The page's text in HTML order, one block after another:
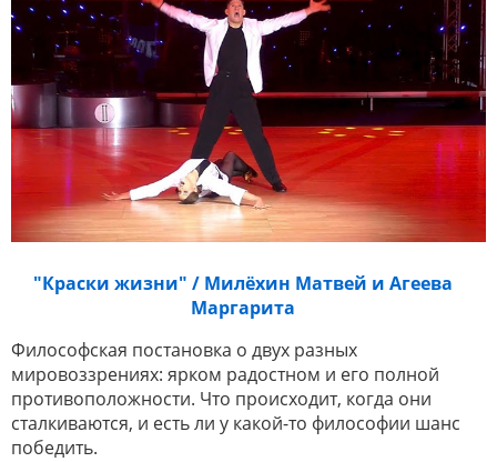
"Краски жизни" / Милёхин Матвей и Агеева
Маргарита
Философская постановка о двух разных
мировоззрениях: ярком радостном и его полной
противоположности. Что происходит, когда они
сталкиваются, и есть ли у какой-то философии шанс
победить.